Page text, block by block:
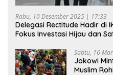
Rabu, 10 Desember 2025 | 17:33
Delegasi Rectitude Hadir di
Fokus Investasi Hijau dan
Sabtu, 16
Jokowi
Muslim